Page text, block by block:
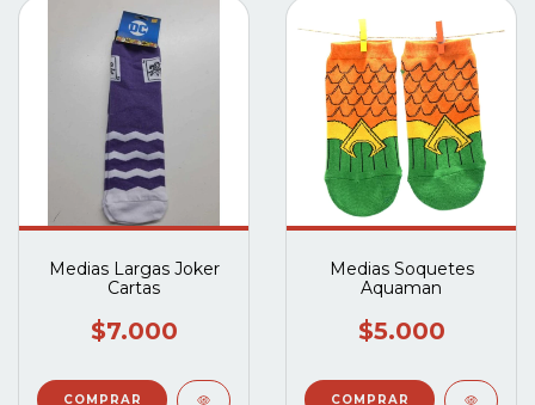
Medias Largas Joker
Cartas
$7.000
Medias Soquetes
Aquaman
$5.000